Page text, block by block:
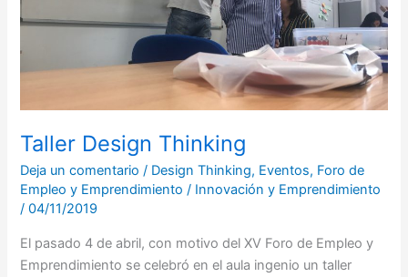
Taller Design Thinking
Deja un comentario / Design Thinking, Eventos, Foro de
Empleo y Emprendimiento / Innovación y Emprendimiento
/04/11/2019
El pasado 4 de abril, con motivo del XV Foro de Empleo y
Emprendimiento se celebró en el aula ingenio un taller